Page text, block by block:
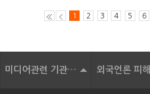
1 2 3 4 5 6
미디어관련 기관 및 단체